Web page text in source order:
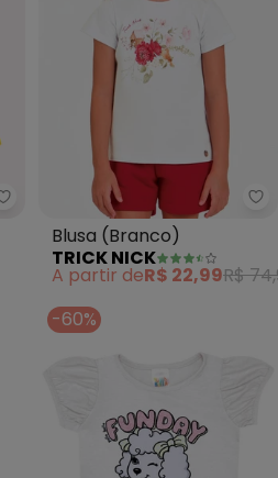
Kyly - Blusa Infantil Menina
Blusa (Branco)
TRICK NICK
A partir deR$ 22,99R$
-60%